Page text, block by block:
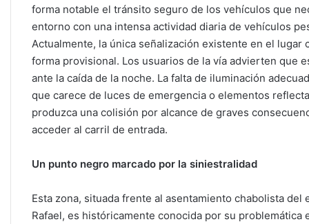
forma notable el tránsito seguro de los vehículos que
entorno con una intensa actividad diaria de vehículos
Actualmente, la única señalización existente en el
forma provisional. Los usuarios de la vía advierten que
ante la caída de la noche. La falta de iluminación
que carece de luces de emergencia o elementos
produzca una colisión por alcance de graves
acceder al carril de entrada.
Un punto negro marcado por la siniestralidad
Esta zona, situada frente al asentamiento chabolista
Rafael, es históricamente conocida por su